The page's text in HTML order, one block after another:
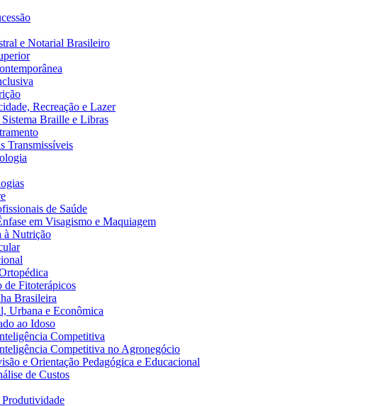
e Notarial Brasileiro
Recreação e Lazer
Braille e Libras
Transmissíveis
de Saúde
em Visagismo e Maquiagem
à Nutrição
de Fitoterápicos
Brasileira
Urbana e Econômica
ao Idoso
Competitiva
Competitiva no Agronegócio
e Orientação Pedagógica e Educacional
de Custos